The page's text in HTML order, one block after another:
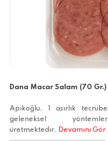
Dana Macar Salam (70 Gr.)
Apikoğlu, 1 asırlık
geleneksel
üretmektedir.
Devamını Gör